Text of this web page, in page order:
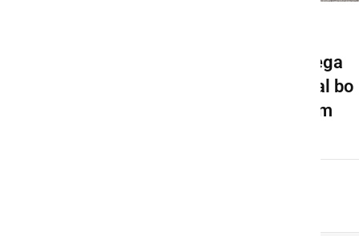
Pričela se bo gradnja novega
krožišča v Ljutomeru, veljal bo
spremenjen prometni režim